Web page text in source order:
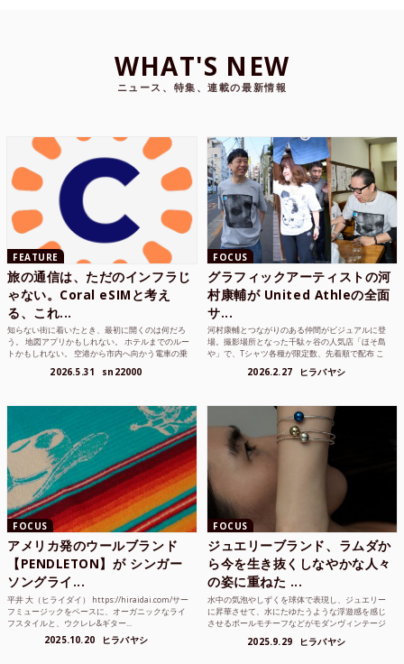
WHAT'S NEW
ニュース、特集、連載の最新情報
FEATURE
旅の通信は、ただのインフラじ
ゃない。Coral eSIMと考え
る、これ...
知らない街に着いたとき、最初に開くのは何だろ
う。 地図アプリかもしれない。 ホテルまでのルー
トかもしれない。 空港から市内へ向かう電車の乗
2026.5.31 sn22000
FOCUS
グラフィックアーティストの河
村康輔が United Athleの全面
サ...
河村康輔とつながりのある仲間がビジュアルに登
場。撮影場所となった千駄ヶ谷の人気店「ほそ島
や」で、Tシャツ各種が限定数、先着順で配布 こ
2026.2.27 ヒラバヤシ
FOCUS
アメリカ発のウールブランド
【PENDLETON】が シンガー
ソングライ...
平井 大（ヒライダイ） https://hiraidai.com/サー
フミュージックをベースに、オーガニックなライ
フスタイルと、ウクレレ&ギター...
2025.10.20 ヒラバヤシ
FOCUS
ジュエリーブランド、ラムダか
ら今を生き抜くしなやかな人々
の姿に重ねた ...
水中の気泡やしずくを球体で表現し、ジュエリー
に昇華させて、水にたゆたうような浮遊感を感じ
させるボールモチーフなどがモダンヴィンテージ
2025.9.29 ヒラバヤシ